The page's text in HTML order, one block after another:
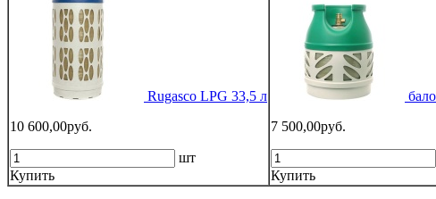
Rugasco LPG 33,5 л
10 600,00руб.
шт
Купить
7 500,00руб.
Купить